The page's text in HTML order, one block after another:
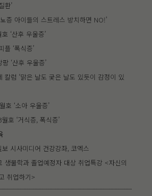
환’
증 아이들의 스트레스 방치하면 NO!’
‘산후 우울증’
플 ‘폭식증’
‘산후 우울증’
칼럼 ‘맑은 날도 궂은 날도 있듯이 감정이 있
호 ‘소아 우울증’
호 ‘거식증, 폭식증’
시사미디어 건강강좌, 코엑스
생물학과 졸업예정자 대상 취업특강 <자신의
취업하기>